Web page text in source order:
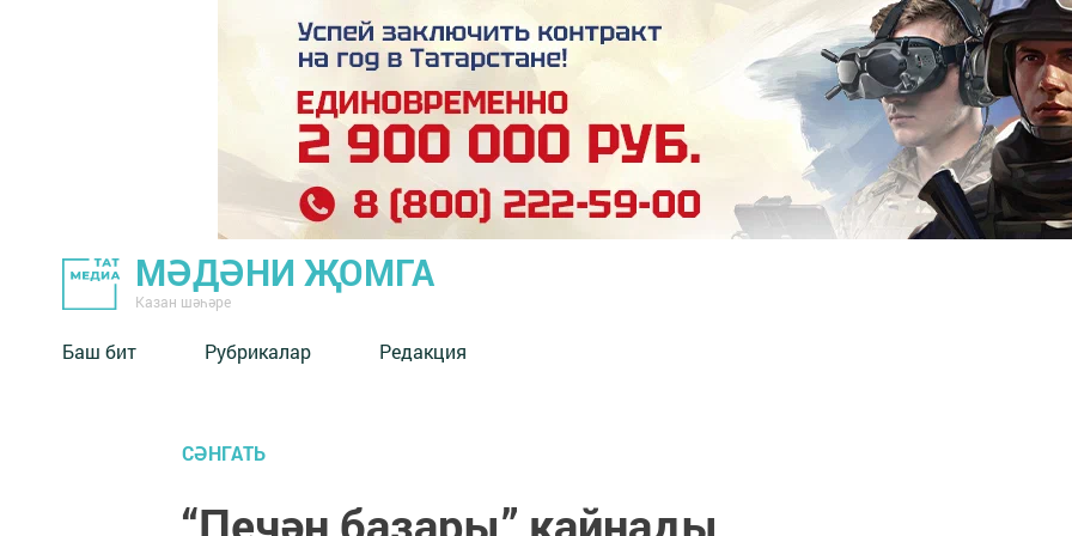
МӘДӘНИ ҖОМГА
Казан шәһәре
Баш бит Рубрикалар Редакция
СӘНГАТЬ
“Печән базары” кайнады